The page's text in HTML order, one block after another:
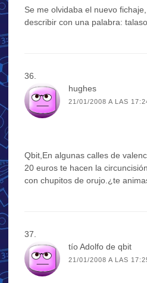
Se me olvidaba el nuevo
describir con una palabra:
hughes
21/01/2008 A LAS
Qbit,En algunas calles de
20 euros te hacen la
con chupitos de orujo.¿te
tío Adolfo de qbit
21/01/2008 A LAS